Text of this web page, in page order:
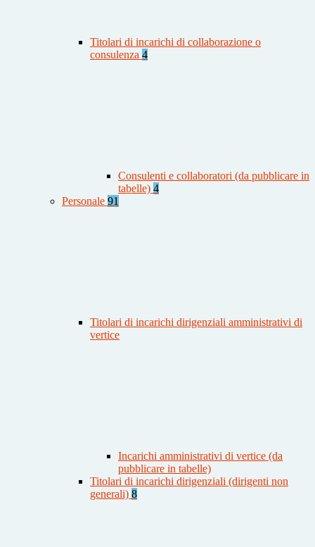
Titolari di incarichi di collaborazione o
consulenza 4
Consulenti e collaboratori (da pubblicare in
tabelle) 4
Personale 91
Titolari di incarichi dirigenziali amministrativi di
vertice
Incarichi amministrativi di vertice (da
pubblicare in tabelle)
Titolari di incarichi dirigenziali (dirigenti non
generali) 8